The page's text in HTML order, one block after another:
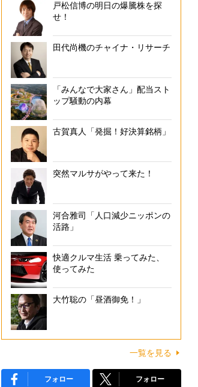
戸松信博の明日の爆騰株を探
せ！
田代尚機のチャイナ・リサーチ
「みんなで大家さん」配当スト
ップ騒動の内幕
古賀真人「発掘！好決算銘柄」
突然マルサがやって来た！
河合雅司「人口減少ニッポンの
活路」
快適クルマ生活 乗ってみた、
使ってみた
大竹聡の「昼酒御免！」
一覧を見る
フォロー フォロー